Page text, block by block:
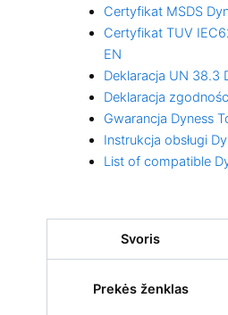
Certyfikat MSDS
Certyfikat TUV
EN
Deklaracja UN 38.3
Deklaracja
Gwarancja Dyness
Instrukcja obsługi
List of compatible
Svoris
Prekės ženklas